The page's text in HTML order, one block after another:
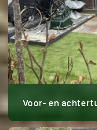
Voor- en